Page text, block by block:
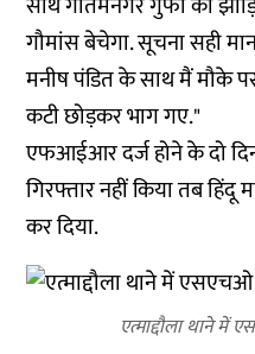
गौमांस बेचेगा. सूचना सही
मनीष पंडित के साथ मैं मौके
कटी छोड़कर भाग गए."
एफआईआर दर्ज होने के दो
गिरफ्तार नहीं किया तब
कर दिया.
एत्माद्दौला थाने